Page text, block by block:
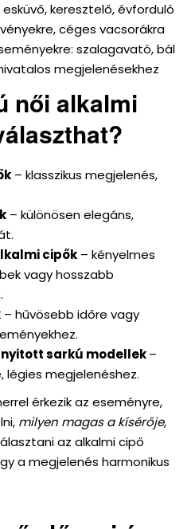
keresztelő, évforduló
céges vacsorákra
szalagavató, bál
megjelenésekhez
női alkalmi
– klasszikus megjelenés,
– különösen elegáns,
cipők – kényelmes
vagy hosszabb
– hűvösebb időre vagy
sarkú modellek–
légies megjelenéshez.
érkezik az eseményre,
milyen magas a kísérője,
az alkalmi cipő
a megjelenés harmonikus